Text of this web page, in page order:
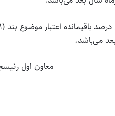
می‌باشد.
معاون اول رئیس‎جمهور- اسحاق جهانگیری